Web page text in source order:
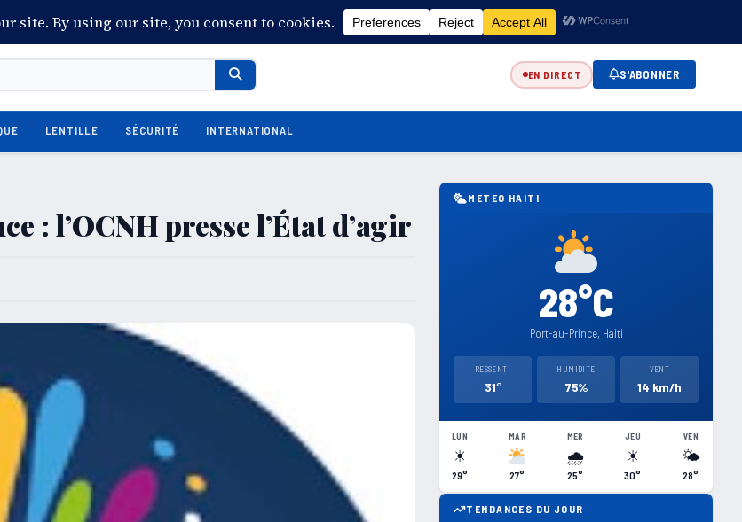
FR EN ES KR
EN DIRECT S'ABONNER
LENTILLE SÉCURITÉ INTERNATIONAL
: l’OCNH presse l’État d’agir
METEO HAITI
28°C
Port-au-Prince, Haiti
RESSENTI
31°
HUMIDITE
75%
VENT
14 km/h
LUN
☀
29°
MAR
27°
MER
🌧
25°
JEU
☀
30°
VEN
🌤
28°
TENDANCES DU JOUR